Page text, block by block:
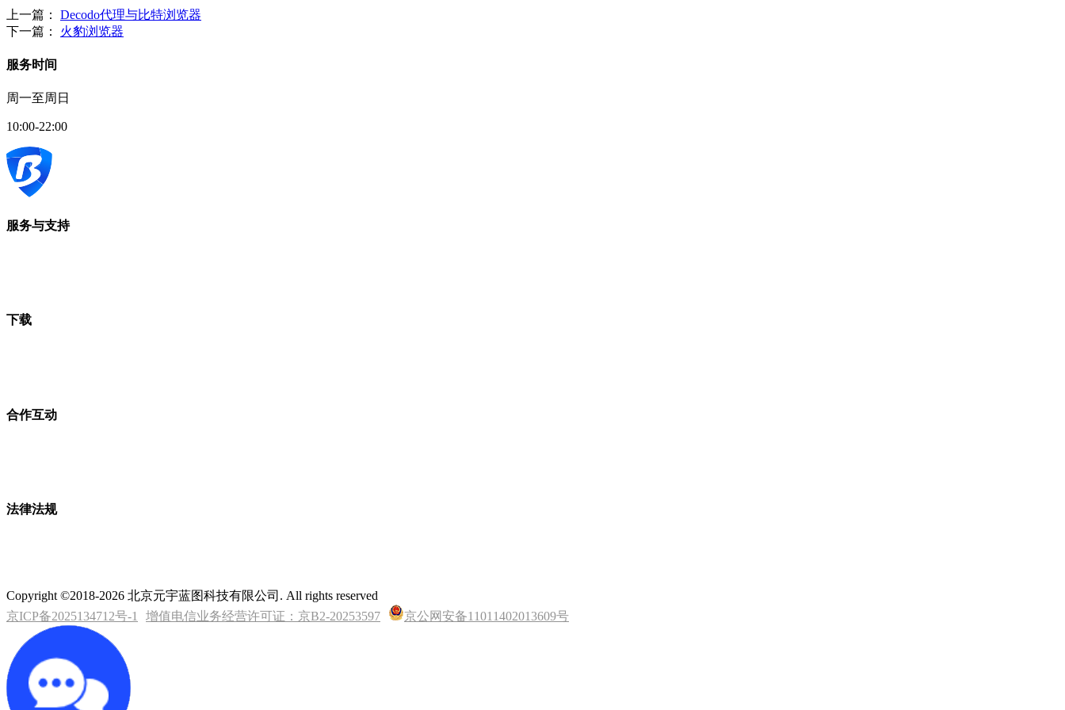
上一篇： Decodo代理与比特浏览器
下一篇： 火豹浏览器
服务时间
周一至周日
10:00-22:00
服务与支持
下载
合作互动
法律法规
Copyright ©2018-2026 北京元宇蓝图科技有限公司. All rights reserved
京ICP备2025134712号-1
增值电信业务经营许可证：京B2-20253597 京公网安备11011402013609号